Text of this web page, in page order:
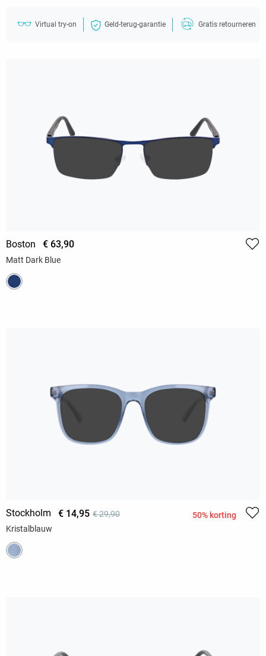
Virtual try-on Geld-terug-garantie Gratis retourneren
Boston € 63,90
Matt Dark Blue
Stockholm € 14,95 € 29,90
50% korting
Kristalblauw